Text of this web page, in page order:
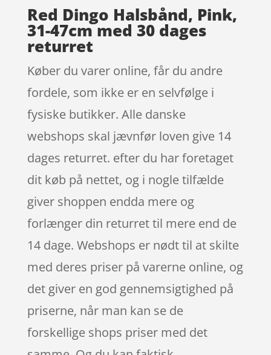
Red Dingo Halsbånd, Pink,
31-47cm med 30 dages
returret
Køber du varer online, får du andre
fordele, som ikke er en selvfølge i
fysiske butikker. Alle danske
webshops skal jævnfør loven give 14
dages returret. efter du har foretaget
dit køb på nettet, og i nogle tilfælde
giver shoppen endda mere og
forlænger din returret til mere end de
14 dage. Webshops er nødt til at skilte
med deres priser på varerne online, og
det giver en god gennemsigtighed på
priserne, når man kan se de
forskellige shops priser med det